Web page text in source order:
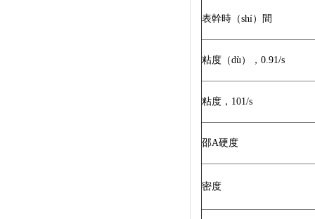
表幹時（shí）間
粘度（dù）， 0.91/s
粘度， 101/s
邵A硬度
密度